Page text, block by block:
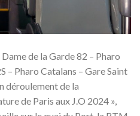
de la Garde 82 – Pharo
– Pharo Catalans – Gare Saint
déroulement de la
de Paris aux J.O 2024 »,